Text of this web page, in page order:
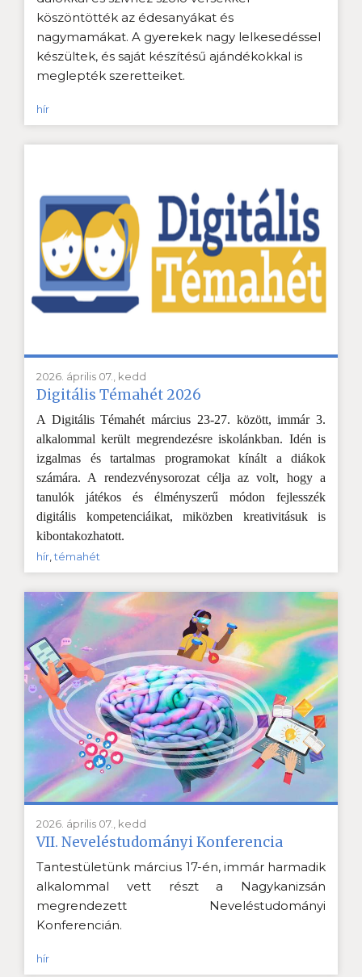
köszöntötték az édesanyákat és
nagymamákat. A gyerekek nagy lelkesedéssel
készültek, és saját készítésű ajándékokkal is
meglepték szeretteiket.
hír
2026. április 07., kedd
Digitális Témahét 2026
A Digitális Témahét március 23-27. között, immár 3.
alkalommal került megrendezésre iskolánkban. Idén is
izgalmas és tartalmas programokat kínált a diákok
számára. A rendezvénysorozat célja az volt, hogy a
tanulók játékos és élményszerű módon fejlesszék
digitális kompetenciáikat, miközben kreativitásuk is
kibontakozhatott.
hír,témahét
2026. április 07., kedd
VII. Neveléstudományi Konferencia
Tantestületünk március 17-én, immár harmadik
alkalommal vett részt a Nagykanizsán
megrendezett Neveléstudományi
Konferencián.
hír